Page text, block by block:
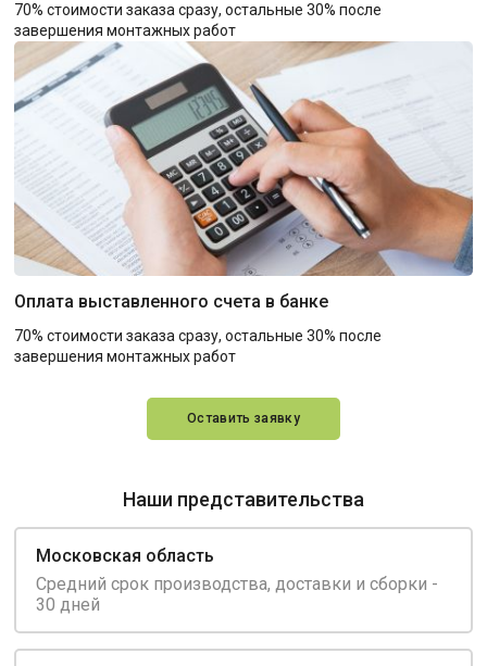
70% стоимости заказа сразу, остальные 30% после
завершения монтажных работ
Оплата выставленного счета в банке
70% стоимости заказа сразу, остальные 30% после
завершения монтажных работ
Оставить заявку
Наши представительства
Московская область
Средний срок производства, доставки и сборки -
30 дней